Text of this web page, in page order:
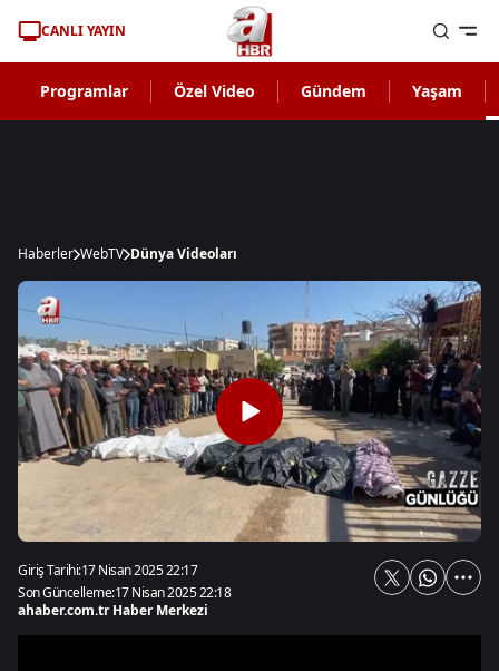
CANLI YAYIN
Programlar Özel Video Gündem Yaşam
Haberler WebTV Dünya Videoları
Giriş Tarihi:17 Nisan 2025 22:17
Son Güncelleme:17 Nisan 2025 22:18
ahaber.com.tr Haber Merkezi